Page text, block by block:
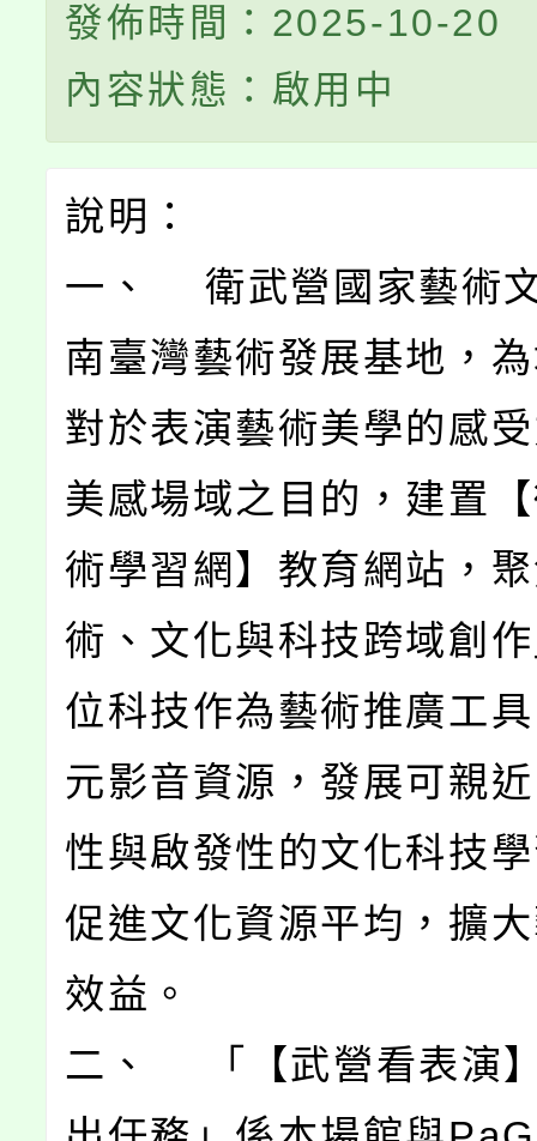
發佈時間：2025-10-20
內容狀態：啟用中
說明：
一、 衛武營國家藝術
南臺灣藝術發展基地，
對於表演藝術美學的感
美感場域之目的，建置
術學習網】教育網站，
術、文化與科技跨域創
位科技作為藝術推廣工
元影音資源，發展可親
性與啟發性的文化科技
促進文化資源平均，擴
效益。
二、 「【武營看表演